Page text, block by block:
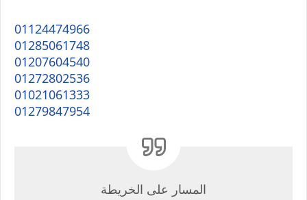
01124474966
01285061748
01207604540
01272802536
01021061333
01279847954
المسار على الخريطة